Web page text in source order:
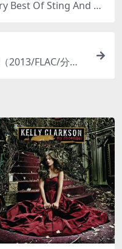
Best Of Sting And Th
2013/FLAC/分轨/